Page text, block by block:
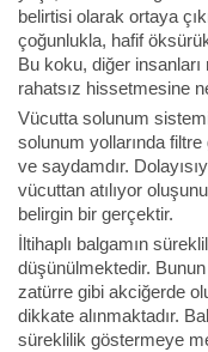
belirtisi olarak ortaya
çoğunlukla, hafif
Bu koku, diğer
rahatsız hissetmesine
Vücutta solunum
solunum yollarında
ve saydamdır.
vücuttan atılıyor
belirgin bir gerçektir.
İltihaplı balgamın
düşünülmektedir.
zatürre gibi akciğerde
dikkate alınmaktadır.
süreklilik göstermeye